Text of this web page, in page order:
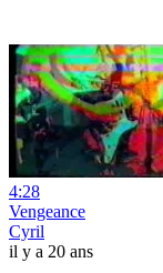
4:28
Vengeance
Cyril
il y a 20 ans